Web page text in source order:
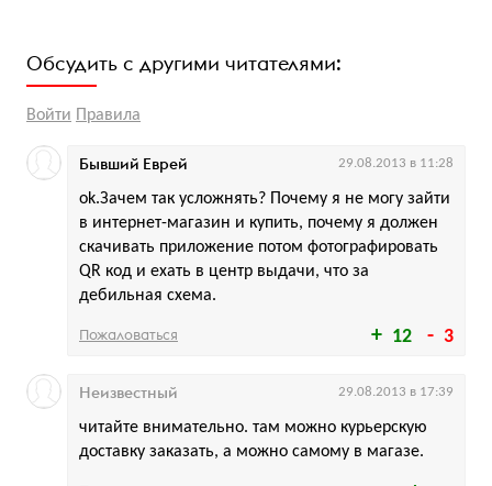
Обсудить с другими читателями:
Войти Правила
12 3
ok.Зачем так усложнять? Почему я не могу зайти
в интернет-магазин и купить, почему я должен
скачивать приложение потом фотографировать
QR код и ехать в центр выдачи, что за
дебильная схема.
Бывший Еврей 29.08.2013 в 11:28
Пожаловаться
читайте внимательно. там можно курьерскую
доставку заказать, а можно самому в магазе.
Неизвестный 29.08.2013 в 17:39